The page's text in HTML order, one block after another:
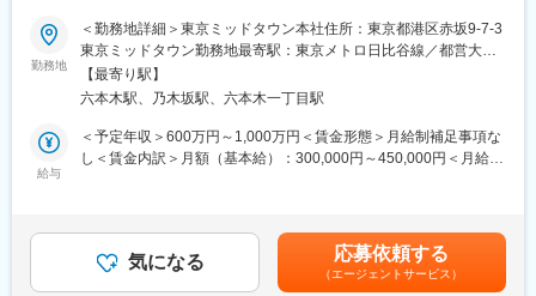
■職務内容：
メディカルシステム事業部にて、IVD事業（体外診断機器・試薬）
の商品企画から市場導入準備までをお任せします。
お客様のニーズにあった新商品の企画を、営業、開発、品証薬
事、製造部門をリードして立案。また、新製品の市場導入のため
の販促活動を推進していただきます。
製品の改良の構想
・社内関連部門をリードした企画具体化と商品企画書の提案 （開
発のトリガー）
勤務地
＜勤務地詳細＞東京ミッドタウン本社住所：東京都港区赤坂9-7-3
東京ミッドタウン勤務地最寄駅：東京メトロ日比谷線／都営大江
戸線／六本木駅受動喫煙対策：敷地内全面禁煙
【最寄り駅】
六本木駅、乃木坂駅、六本木一丁目駅
給与
＜予定年収＞600万円～1,000万円＜賃金形態＞月給制補足事項な
し＜賃金内訳＞月額（基本給）：300,000円～450,000円＜月給＞
目安の金額であり、選考を通じて上下する可能性があります。月
給(月額)は固定手当を含めた表記です。
気になる 応募依頼する
（エージェントサービス）